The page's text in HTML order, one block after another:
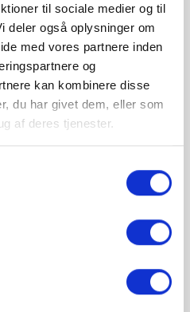
til sociale medier og til
deler også oplysninger om
med vores partnere inden
og
kan kombinere disse
du har givet dem, eller som
af deres tjenester.
med afløbspumpe
placering).
børnehaver,
120 og 240 sek.
uafhænging af vandtryk.
er fremstillet i
så du kan opnå en
rengøring af